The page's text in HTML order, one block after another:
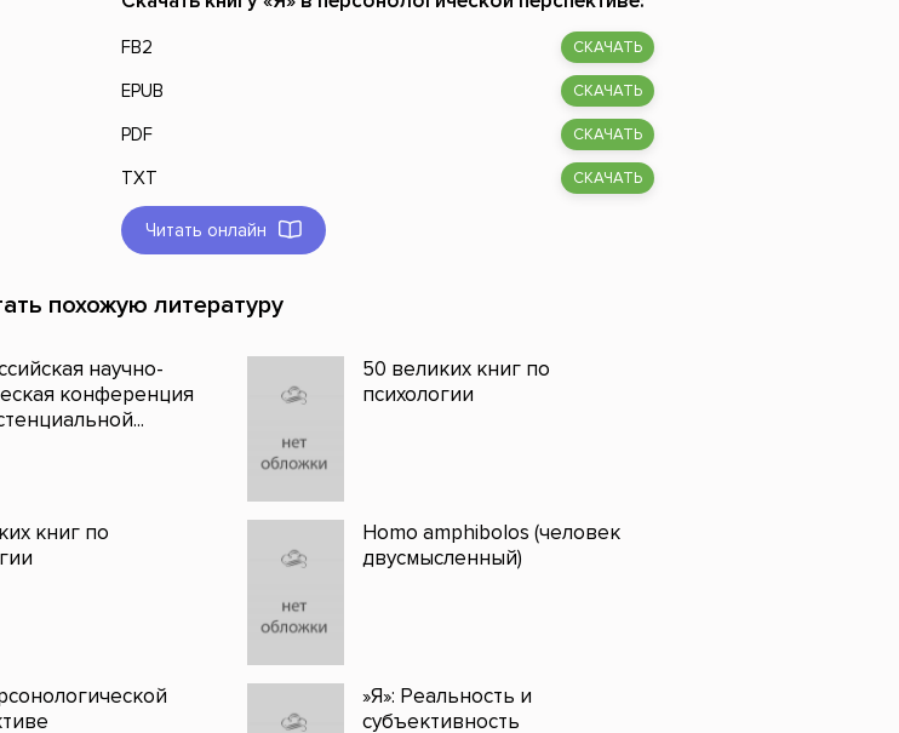
FB2 СКАЧАТЬ
EPUB СКАЧАТЬ
PDF СКАЧАТЬ
TXT СКАЧАТЬ
Читать онлайн
похожую литературу
научно-
конференция
50 великих книг по
психологии
книг по
Homo amphibolos (человек
двусмысленный)
»Я»: Реальность и
субъективность